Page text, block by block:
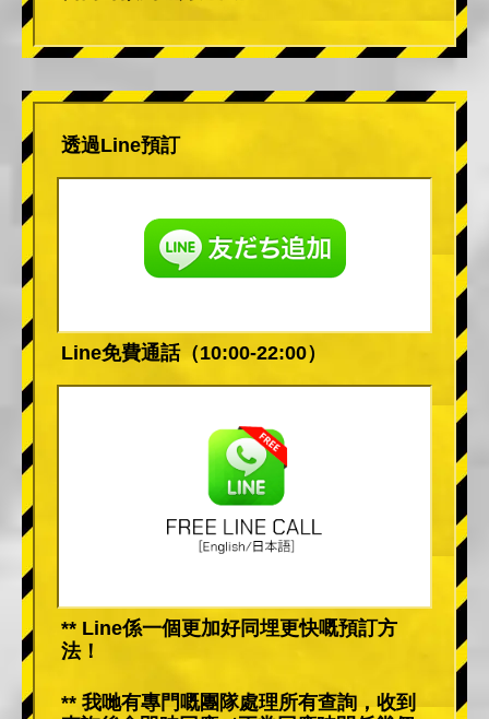
透過Line預訂
Line免費通話（10:00-22:00）
** Line係一個更加好同埋更快嘅預訂方
法！
** 我哋有專門嘅團隊處理所有查詢，收到